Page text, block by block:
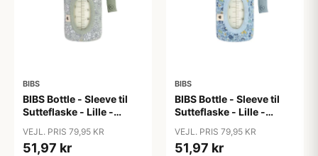
BIBS
BIBS Bottle - Sleeve til
Sutteflaske - Lille -
VEJL. PRIS 79,95 KR
51,97 kr
BIBS
BIBS Bottle - Sleeve til
Sutteflaske - Lille -
Lawn/Baby Blue
VEJL. PRIS 79,95 KR
51,97 kr